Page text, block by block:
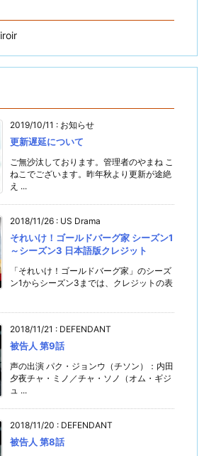
2019/10/11 : お知らせ
更新遅延について
ご無沙汰しております。管理者のやまね こ
ねこでございます。昨年秋より更新が途絶
え ...
2018/11/26 : US Drama
それいけ！ゴールドバーグ家 シーズン1
～シーズン3 日本語版クレジット
「それいけ！ゴールドバーグ家」のシーズ
ン1からシーズン3までは、クレジットの表
2018/11/21 : DEFENDANT
被告人 第9話
声の出演 パク・ジョンウ（チソン）：内田
夕夜チャ・ミノ／チャ・ソノ（オム・ギジ
ュ ...
2018/11/20 : DEFENDANT
被告人 第8話